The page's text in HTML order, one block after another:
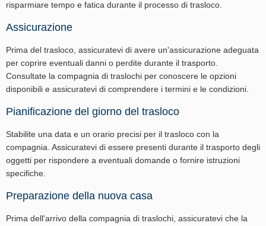
risparmiare tempo e fatica durante il processo di trasloco.
Assicurazione
Prima del trasloco, assicuratevi di avere un'assicurazione adeguata
per coprire eventuali danni o perdite durante il trasporto.
Consultate la compagnia di traslochi per conoscere le opzioni
disponibili e assicuratevi di comprendere i termini e le condizioni.
Pianificazione del giorno del trasloco
Stabilite una data e un orario precisi per il trasloco con la
compagnia. Assicuratevi di essere presenti durante il trasporto degli
oggetti per rispondere a eventuali domande o fornire istruzioni
specifiche.
Preparazione della nuova casa
Prima dell'arrivo della compagnia di traslochi, assicuratevi che la